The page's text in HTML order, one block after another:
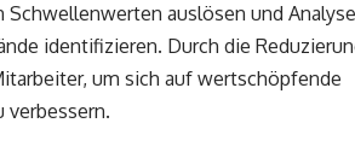
auslösen und
identifizieren. Durch die
um sich auf wertschöpfende
verbessern.